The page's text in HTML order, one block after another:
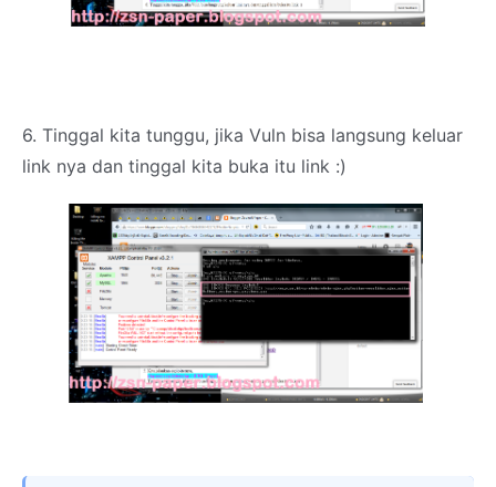
6. Tinggal kita tunggu, jika Vuln bisa langsung keluar
link nya dan tinggal kita buka itu link :)